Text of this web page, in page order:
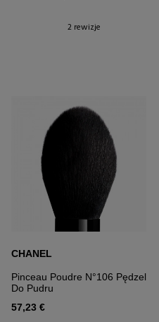
2 rewizje
CHANEL
Pinceau Poudre N°106 Pędzel
Do Pudru
57,23 €